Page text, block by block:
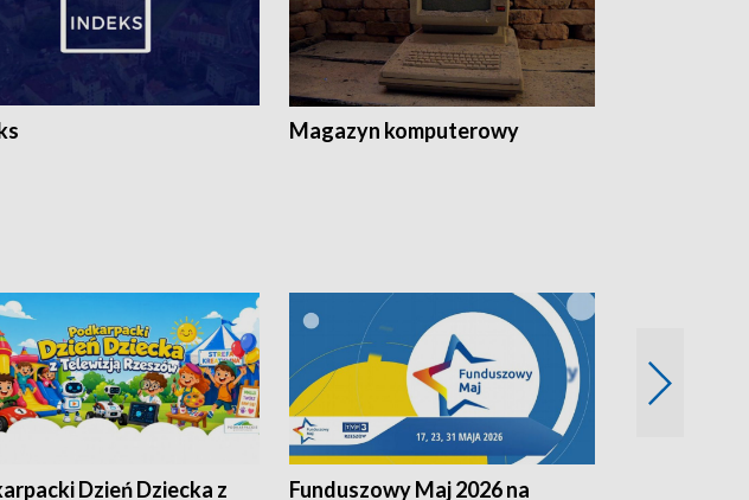
Magazyn komputerowy
Dzień Dziecka z Funduszowy Maj 2026 na